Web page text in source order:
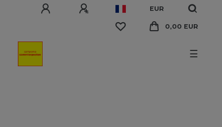
EUR
0,00 EUR
☰